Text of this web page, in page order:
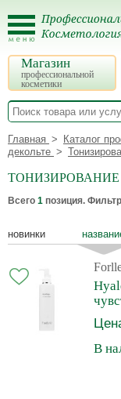
Магазин
профессиональной
косметики
Главная Каталог
декольте
ТОНИЗИРОВАНИЕ
Всего 1 позиция.
новинки
В